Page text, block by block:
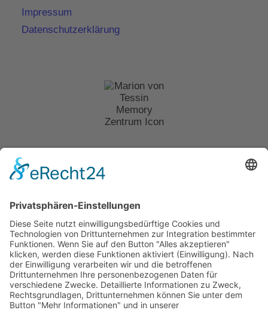
Impressum
Datenschutzerklärung
Wertschätzung &
Herzlichkeit für
Menschen mit
Gedächtnisstörungen